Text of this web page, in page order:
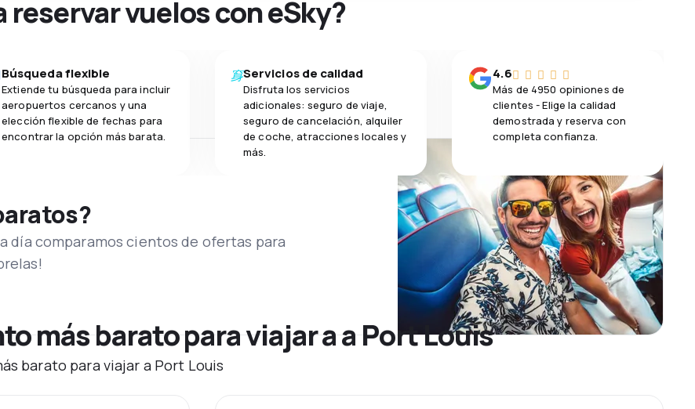
reservar vuelos con eSky?
Búsqueda flexible
Extiende tu búsqueda para incluir
aeropuertos cercanos y una
elección flexible de fechas para
encontrar la opción más barata.
Servicios de calidad
Disfruta los servicios
adicionales: seguro de viaje,
seguro de cancelación, alquiler
de coche, atracciones locales y
más.
4.6
Más de 4950 opiniones de
clientes - Elige la calidad
demostrada y reserva con
completa confianza.
día comparamos cientos de ofertas para
más barato para viajar a a Port Louis
barato para viajar a Port Louis